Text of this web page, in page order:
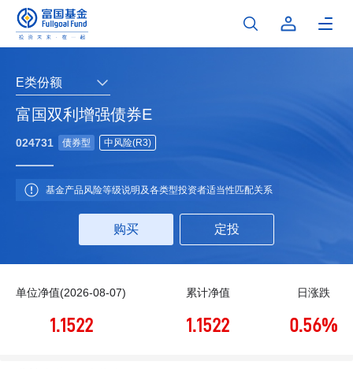
富国双利增强债券E
E类份额
024731 债券型 中风险(R3)
基金产品风险等级说明及各类型投资者适当性匹配关系
购买 定投
单位净值(2026-08-07)
1.1522
累计净值
1.1522
日涨跌
0.56%